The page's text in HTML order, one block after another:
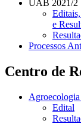
UAB 2021/2
e
Processos
Centro de
Edital